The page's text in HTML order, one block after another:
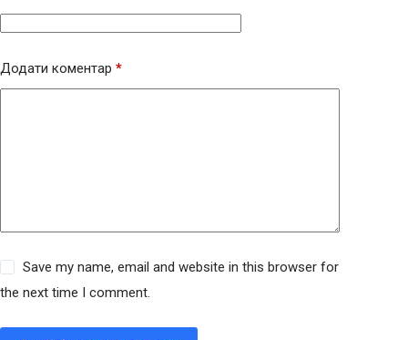
Додати коментар *
Save my name, email and website in this browser for
the next time I comment.